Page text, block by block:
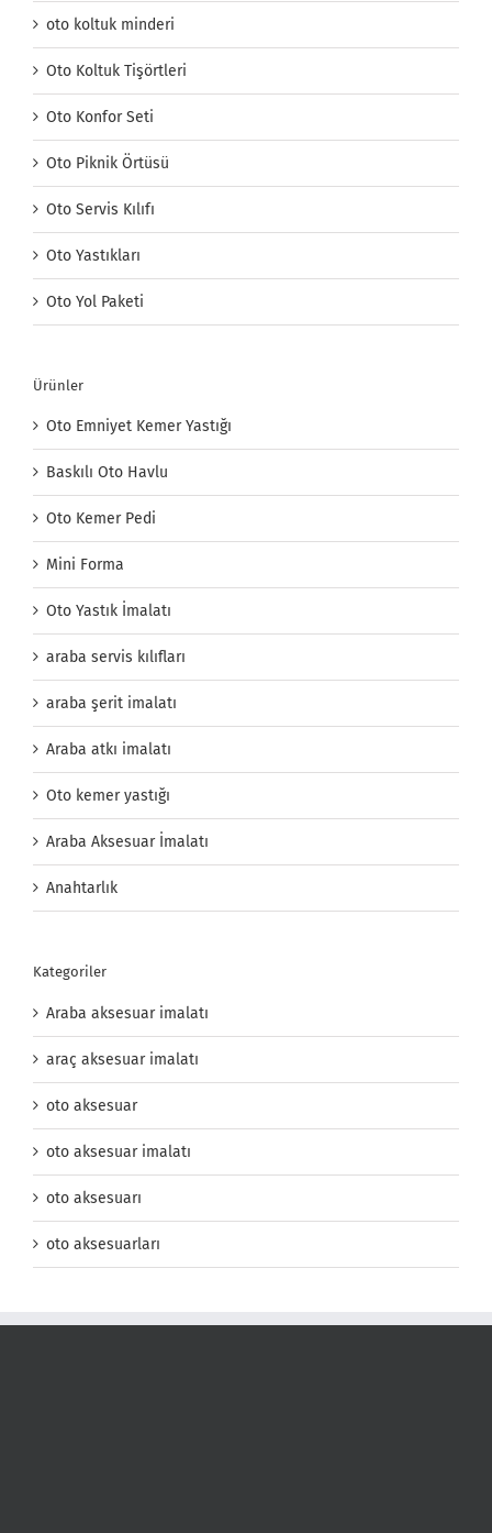
oto koltuk minderi
Oto Koltuk Tişörtleri
Oto Konfor Seti
Oto Piknik Örtüsü
Oto Servis Kılıfı
Oto Yastıkları
Oto Yol Paketi
Ürünler
Oto Emniyet Kemer Yastığı
Baskılı Oto Havlu
Oto Kemer Pedi
Mini Forma
Oto Yastık İmalatı
araba servis kılıfları
araba şerit imalatı
Araba atkı imalatı
Oto kemer yastığı
Araba Aksesuar İmalatı
Anahtarlık
Kategoriler
Araba aksesuar imalatı
araç aksesuar imalatı
oto aksesuar
oto aksesuar imalatı
oto aksesuarı
oto aksesuarları